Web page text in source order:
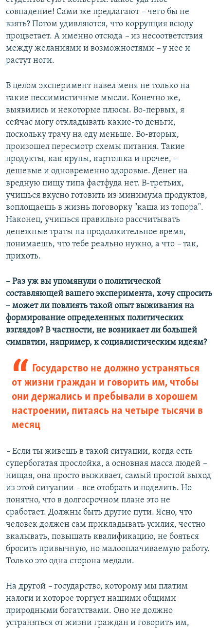
совпадение! Сами же предлагают – чего бы не
взять? Потом удивляются, что коррупция всюду
процветает. А именно отсюда – из несоответствия
между желаниями и возможностями – у нее и
растут ноги.
В целом эксперимент навел меня не только на
такие пессимистичные мысли. Конечно же,
выявились и некоторые плюсы. Во-первых, я
сейчас могу откладывать какие-то деньги,
поскольку трачу на еду меньше. Во-вторых,
произошел пересмотр схемы питания. Такие
продукты, как крупы, картошка и прочее, –
дешевые и одновременно здоровые. Денег на
вредную пищу типа фастфуда нет. В-третьих,
учишься вкусно готовить из минимума продуктов,
воплощаешь в жизнь поговорку "каша из топора".
Наконец, учишься правильно рассчитывать
денежные траты на продолжительное время,
понимаешь, что тебе реально нужно, а что – так,
прихоть.
​– Раз уж вы упомянули о политической
составляющей вашего эксперимента, хочу спросить
​– может ли повлиять такой опыт выживания на
формирование определенных политических
взглядов? В частности, не возникает ли большей
симпатии, например, к социалистическим идеям?
Государство не должно устраняться
от жизни граждан и говорить им, чтобы
они держались и пребывали в хорошем
настроении, питаясь на четыре тысячи в
месяц
– Если ты живешь в такой ситуации, когда есть
супербогатая прослойка, а основная масса людей ​ –
нищая, она просто выживает, самый простой выход
из этой ситуации ​ – все отобрать и поделить. Но
понятно, что в долгосрочном плане это не
сработает. Должны быть другие пути. Ясно, что
человек должен сам прикладывать усилия, честно
вкалывать, повышать квалификацию, не бояться
бросить привычную, но малооплачиваемую работу.
Только это одна сторона медали.
На другой ​ – государство, которому мы платим
налоги и которое торгует нашими общими
природными богатствами. Оно не должно
устраняться от жизни граждан и говорить им,